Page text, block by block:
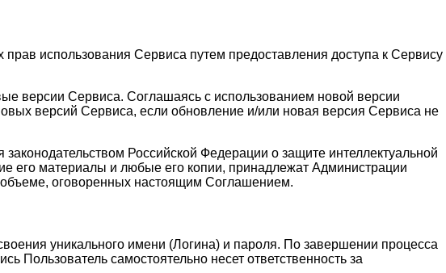
использования Сервиса путем предоставления доступа к Сервису
версии Сервиса. Соглашаясь с использованием новой версии
версий Сервиса, если обновление и/или новая версия Сервиса не
Российской Федерации о защите интеллектуальной
его материалы и любые его копии, принадлежат Администрации
оговоренных настоящим Соглашением.
уникального имени (Логина) и пароля. По завершении процесса
Пользователь самостоятельно несет ответственность за